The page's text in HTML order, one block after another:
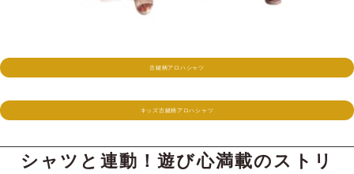
古鍵柄アロハシャツ
キッズ古鍵柄アロハシャツ
シャツと連動！遊び心満載のストリ